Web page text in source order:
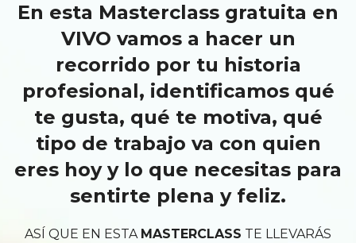
En esta Masterclass gratuita en
VIVO vamos a hacer un
recorrido por tu historia
profesional, identificamos qué
te gusta, qué te motiva, qué
tipo de trabajo va con quien
eres hoy y lo que necesitas para
sentirte plena y feliz.
ASÍ QUE EN ESTA MASTERCLASS TE LLEVARÁS